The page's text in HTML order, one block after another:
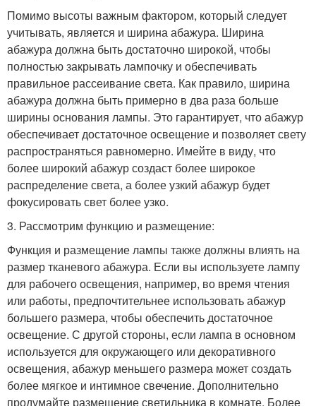
Помимо высоты важным фактором, который следует
учитывать, является и ширина абажура. Ширина
абажура должна быть достаточно широкой, чтобы
полностью закрывать лампочку и обеспечивать
правильное рассеивание света. Как правило, ширина
абажура должна быть примерно в два раза больше
ширины основания лампы. Это гарантирует, что абажур
обеспечивает достаточное освещение и позволяет свету
распространяться равномерно. Имейте в виду, что
более широкий абажур создаст более широкое
распределение света, а более узкий абажур будет
фокусировать свет более узко.
3. Рассмотрим функцию и размещение:
Функция и размещение лампы также должны влиять на
размер тканевого абажура. Если вы используете лампу
для рабочего освещения, например, во время чтения
или работы, предпочтительнее использовать абажур
большего размера, чтобы обеспечить достаточное
освещение. С другой стороны, если лампа в основном
используется для окружающего или декоративного
освещения, абажур меньшего размера может создать
более мягкое и интимное свечение. Дополнительно
продумайте размещение светильника в комнате. Более